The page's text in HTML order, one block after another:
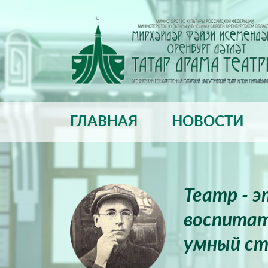
ГЛАВНАЯ НОВОСТИ
Театр -
умный